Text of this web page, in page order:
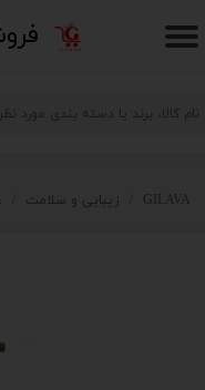
حساب کاربری من
خروج از حساب کاربری
GILAVA زیبایی و سلامت